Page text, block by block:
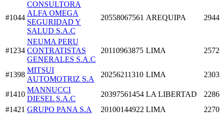
#1044
CONSULTORA
ALFA OMEGA
SEGURIDAD Y
SALUD S.A.C
20558067561 AREQUIPA
#1234
NEUMA PERU
CONTRATISTAS
GENERALES S.A.C
20110963875 LIMA
#1398
MITSUI
AUTOMOTRIZ S.A
20256211310 LIMA
#1410
MANNUCCI
DIESEL S.A.C
20397561454 LA LIBERTAD
#1421 GRUPO PANA S.A 20100144922 LIMA